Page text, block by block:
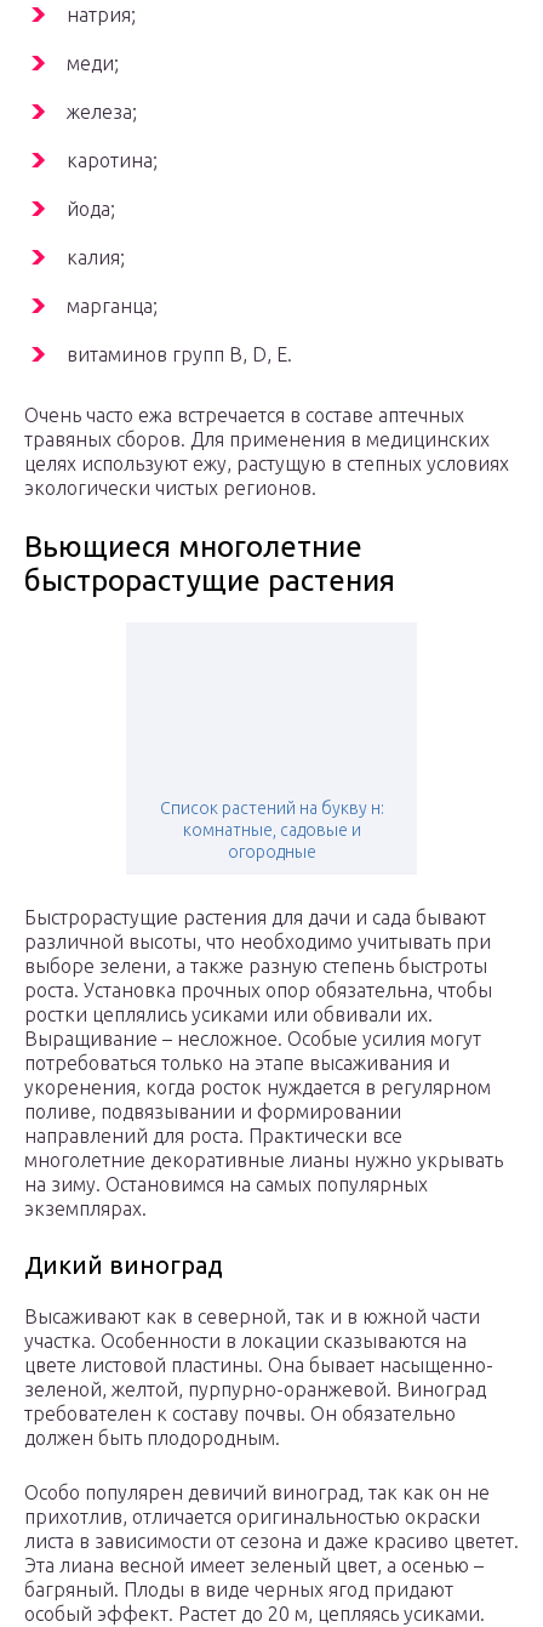
натрия;
меди;
железа;
каротина;
йода;
калия;
марганца;
витаминов групп B, D, E.
Очень часто ежа встречается в составе аптечных
травяных сборов. Для применения в медицинских
целях используют ежу, растущую в степных условиях
экологически чистых регионов.
Вьющиеся многолетние
быстрорастущие растения
Список растений на букву н:
комнатные, садовые и
огородные
Быстрорастущие растения для дачи и сада бывают
различной высоты, что необходимо учитывать при
выборе зелени, а также разную степень быстроты
роста. Установка прочных опор обязательна, чтобы
ростки цеплялись усиками или обвивали их.
Выращивание – несложное. Особые усилия могут
потребоваться только на этапе высаживания и
укоренения, когда росток нуждается в регулярном
поливе, подвязывании и формировании
направлений для роста. Практически все
многолетние декоративные лианы нужно укрывать
на зиму. Остановимся на самых популярных
экземплярах.
Дикий виноград
Высаживают как в северной, так и в южной части
участка. Особенности в локации сказываются на
цвете листовой пластины. Она бывает насыщенно-
зеленой, желтой, пурпурно-оранжевой. Виноград
требователен к составу почвы. Он обязательно
должен быть плодородным.
Особо популярен девичий виноград, так как он не
прихотлив, отличается оригинальностью окраски
листа в зависимости от сезона и даже красиво цветет.
Эта лиана весной имеет зеленый цвет, а осенью –
багряный. Плоды в виде черных ягод придают
особый эффект. Растет до 20 м, цепляясь усиками.